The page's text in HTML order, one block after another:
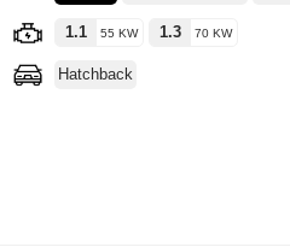
1.1 55 KW 1.3 70 KW
Hatchback